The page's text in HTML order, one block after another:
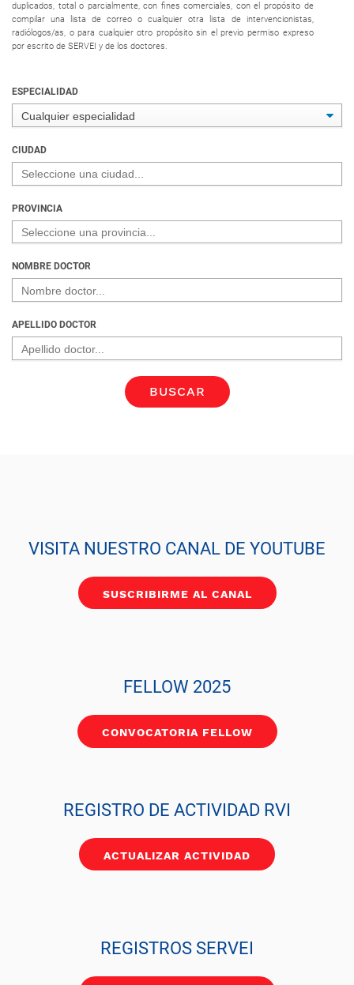
duplicados, total o parcialmente, con fines comerciales, con el propósito de
compilar una lista de correo o cualquier otra lista de intervencionistas,
radiólogos/as, o para cualquier otro propósito sin el previo permiso expreso
por escrito de SERVEI y de los doctores.
ESPECIALIDAD
CIUDAD
PROVINCIA
NOMBRE DOCTOR
APELLIDO DOCTOR
VISITA NUESTRO CANAL DE YOUTUBE
SUSCRIBIRME AL CANAL
FELLOW 2025
CONVOCATORIA FELLOW
REGISTRO DE ACTIVIDAD RVI
ACTUALIZAR ACTIVIDAD
REGISTROS SERVEI